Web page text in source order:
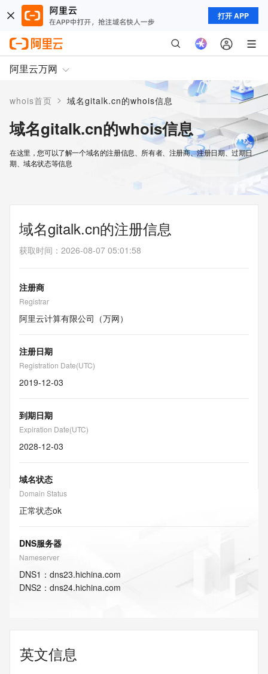
打开 APP
阿里云万网
whois首页 > 域名gitalk.cn的whois信息
域名gitalk.cn的whois信息
在这里，您可以了解一个域名的注册信息、所有者、注册商、注册日期、过期日
期、域名状态等信息
域名gitalk.cn的注册信息
获取时间 ： 2026-08-07 05:01:58
注册商
Registrar
阿里云计算有限公司（万网）
注册日期
Registration Date(UTC)
2019-12-03
到期日期
Expiration Date(UTC)
2028-12-03
域名状态
Domain Status
正常状态ok
DNS服务器
Nameserver
DNS1 ： dns23.hichina.com
DNS2 ： dns24.hichina.com
英文信息